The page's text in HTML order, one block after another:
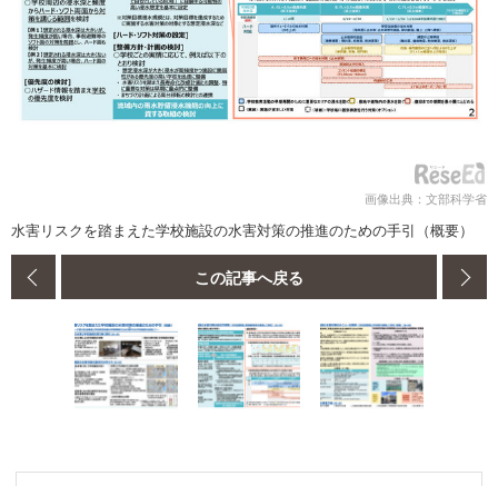
画像出典：文部科学省
水害リスクを踏まえた学校施設の水害対策の推進のための手引（概要）
この記事へ戻る